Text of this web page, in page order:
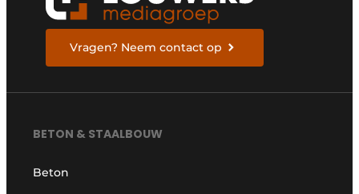
Vragen? Neem contact op
BETON & STAALBOUW
Beton